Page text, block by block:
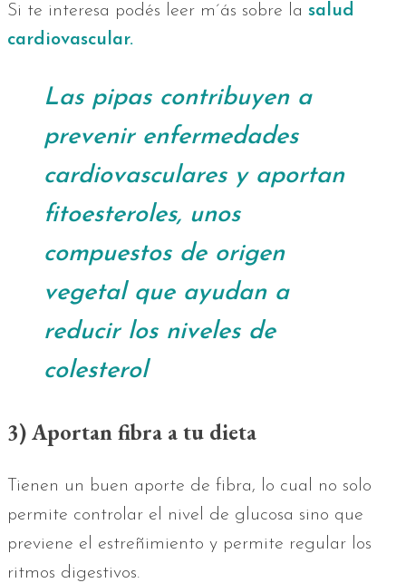
Si te interesa podés leer m´ás sobre la salud
cardiovascular.
Las pipas contribuyen a
prevenir enfermedades
cardiovasculares y aportan
fitoesteroles, unos
compuestos de origen
vegetal que ayudan a
reducir los niveles de
colesterol
3) Aportan fibra a tu dieta
Tienen un buen aporte de fibra, lo cual no solo
permite controlar el nivel de glucosa sino que
previene el estreñimiento y permite regular los
ritmos digestivos.